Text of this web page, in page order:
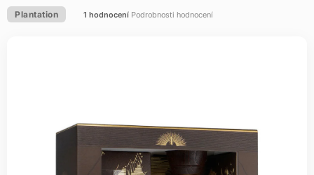
Plantation
hvězdiček.
1 hodnocení Podrobnosti hodnocení